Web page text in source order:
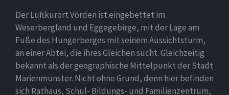
Der Luftkurort Vörden ist eingebettet im
Weserbergland und Eggegebirge, mit der Lage am
Fuße des Hungerberges mit seinem Aussichtsturm,
an einer Abtei, die ihres Gleichen sucht. Gleichzeitig
bekannt als der geographische Mittelpunkt der Stadt
Marienmünster. Nicht ohne Grund, denn hier befinden
sich Rathaus, Schul- Bildungs- und Familienzentrum,